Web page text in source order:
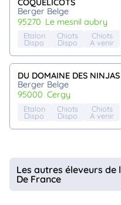
COQUELICOTS
Berger Belge
95270
le mesnil aubry
Etalon
Dispo
Chiots
Dispo
Chiots
A venir
DU DOMAINE DES NINJAS
Berger Belge
95000
cergy
Etalon
Dispo
Chiots
Dispo
Chiots
A venir
Les autres éleveurs de
De France